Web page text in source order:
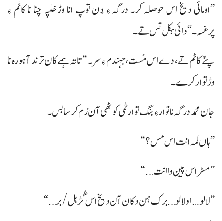
”اومائی دیخ اس حوصلہ کر۔ درگہ ءِ دُن توپ انا وڑ خلپہ چنا نا کاٹم ءِ
پرغسہ۔“دائی ہکل تس تے۔
پنّے کاٹم تے، دے اس مُست، جہندم ءِ سر۔“ تاتہ ہمے کان ترند آ ہورہ نا
وڑ توارکرے۔
جان محمد درگہ نا توار ءِ بنگ تو ارٹمی کوٹھی آن رُم کرسا بس۔
”ہاں لمہ انت اس مس؟“
”مسڑاس پین وا انت….“
”لالو…. او لالو…. برک ہن دکان آن دیخ اس گُڑ ہل/ بر….“